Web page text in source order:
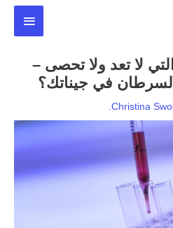
لا تعد ولا تحصى –
في جيناتك؟
Christina